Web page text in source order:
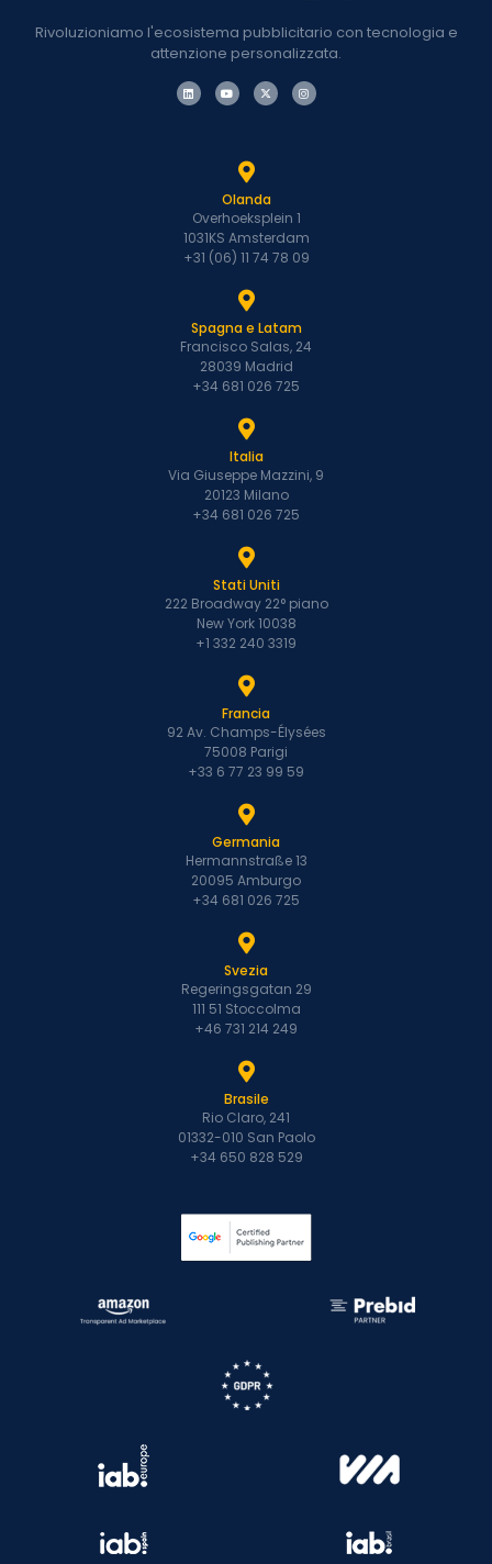
Rivoluzioniamo l'ecosistema pubblicitario con tecnologia e
attenzione personalizzata.
Olanda
Overhoeksplein 1
1031KS Amsterdam
+31 (06) 11 74 78 09
Spagna e Latam
Francisco Salas, 24
28039 Madrid
+34 681 026 725
Italia
Via Giuseppe Mazzini, 9
20123 Milano
+34 681 026 725
Stati Uniti
222 Broadway 22° piano
New York 10038
+1 332 240 3319
Francia
92 Av. Champs-Élysées
75008 Parigi
+33 6 77 23 99 59
Germania
Hermannstraße 13
20095 Amburgo
+34 681 026 725
Svezia
Regeringsgatan 29
111 51 Stoccolma
+46 731 214 249
Brasile
Rio Claro, 241
01332-010 San Paolo
+34 650 828 529